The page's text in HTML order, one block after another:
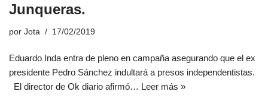
Junqueras.
por Jota 17/02/2019
Eduardo Inda entra de pleno en campaña asegurando que el ex
presidente Pedro Sánchez indultará a presos independentistas.
El director de Ok diario afirmó… Leer más »